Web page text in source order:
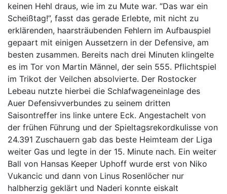
keinen Hehl draus, wie im zu Mute war. “Das war ein
Scheißtag!”, fasst das gerade Erlebte, mit nicht zu
erklärenden, haarsträubenden Fehlern im Aufbauspiel
gepaart mit einigen Aussetzern in der Defensive, am
besten zusammen. Bereits nach drei Minuten klingelte
es im Tor von Martin Männel, der sein 555. Pflichtspiel
im Trikot der Veilchen absolvierte. Der Rostocker
Lebeau nutzte hierbei die Schlafwageneinlage des
Auer Defensivverbundes zu seinem dritten
Saisontreffer ins linke untere Eck. Angestachelt von
der frühen Führung und der Spieltagsrekordkulisse von
24.391 Zuschauern gab das beste Heimteam der Liga
weiter Gas und legte in der 15. Minute nach. Ein weiter
Ball von Hansas Keeper Uphoff wurde erst von Niko
Vukancic und dann von Linus Rosenlöcher nur
halbherzig geklärt und Naderi konnte eiskalt